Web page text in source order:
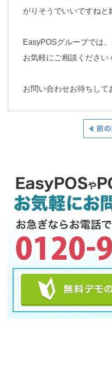
がりそうでいいですねと
EasyPOSグループでは
お気軽にご相談ください
お問い合わせお待ちして